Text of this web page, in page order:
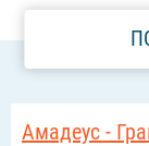
Амадеус -